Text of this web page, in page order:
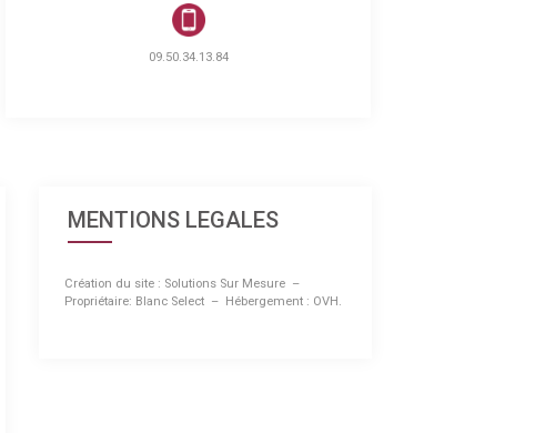
09.50.34.13.84
MENTIONS LEGALES
Création du site : Solutions Sur Mesure –
Propriétaire: Blanc Select – Hébergement : OVH.